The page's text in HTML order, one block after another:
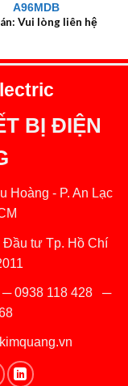
A96MDB
Vui lòng liên hệ
BỊ ĐIỆN
Hoàng - P. An Lạc
Đầu tư Tp. Hồ Chí
0938 118 428─